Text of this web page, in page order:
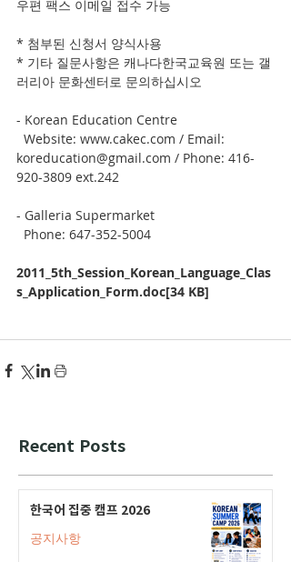
우편 팩스 이메일 접수 가능
* 첨부된 신청서 양식사용
* 기타 질문사항은 캐나다한국교육원 또는 갤
러리아 문화센터로 문의하십시오
- Korean Education Centre
koreducation@gmail.com / Phone: 416-
920-3809 ext.242
- Galleria Supermarket
  Phone: 647-352-5004
2011_5th_Session_Korean_Language_Clas
s_Application_Form.doc[34 KB]
Recent Posts
한국어 집중 캠프 2026
공지사항